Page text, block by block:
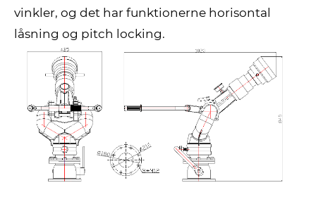
vinkler, og det har funktionerne horisontal
låsning og pitch locking.